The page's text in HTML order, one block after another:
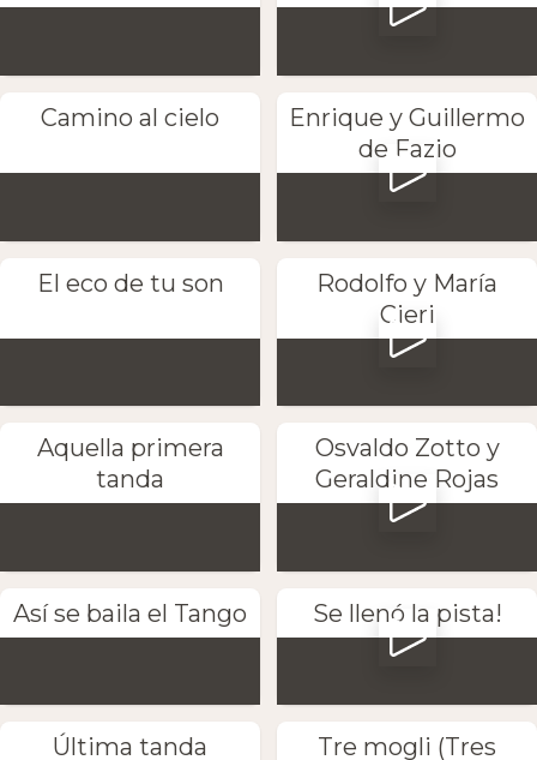
Camino al cielo
Enrique y Guillermo
de Fazio
El eco de tu son
Rodolfo y María
Cieri
Aquella primera
tanda
Osvaldo Zotto y
Geraldine Rojas
Así se baila el Tango Se llenó la pista!
Última tanda Tre mogli (Tres